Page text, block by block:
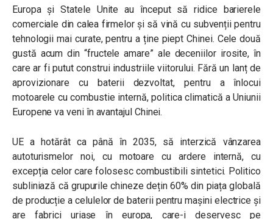
Europa și Statele Unite au început să ridice barierele
comerciale din calea firmelor și să vină cu subvenții pentru
tehnologii mai curate, pentru a ține piept Chinei. Cele două
gustă acum din “fructele amare” ale deceniilor irosite, în
care ar fi putut construi industriile viitorului. Fără un lanț de
aprovizionare cu baterii dezvoltat, pentru a înlocui
motoarele cu combustie internă, politica climatică a Uniunii
Europene va veni în avantajul Chinei.
UE a hotărât ca până în 2035, să interzică vânzarea
autoturismelor noi, cu motoare cu ardere internă, cu
excepția celor care folosesc combustibili sintetici. Politico
subliniază că grupurile chineze dețin 60% din piața globală
de producție a celulelor de baterii pentru mașini electrice și
are fabrici uriașe în europa, care-i deservesc pe